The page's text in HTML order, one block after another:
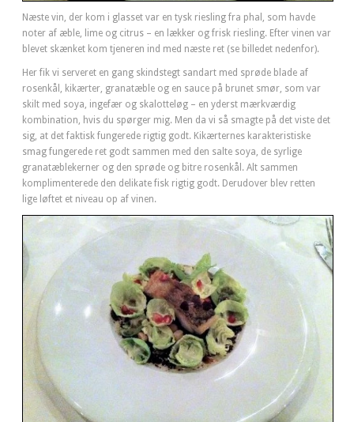
Næste vin, der kom i glasset var en tysk riesling fra phal, som havde
noter af æble, lime og citrus – en lækker og frisk riesling. Efter vinen var
blevet skænket kom tjeneren ind med næste ret (se billedet nedenfor).
Her fik vi serveret en gang skindstegt sandart med sprøde blade af
rosenkål, kikærter, granatæble og en sauce på brunet smør, som var
skilt med soya, ingefær og skalotteløg – en yderst mærkværdig
kombination, hvis du spørger mig. Men da vi så smagte på det viste det
sig, at det faktisk fungerede rigtig godt. Kikærternes karakteristiske
smag fungerede ret godt sammen med den salte soya, de syrlige
granatæblekerner og den sprøde og bitre rosenkål. Alt sammen
komplimenterede den delikate fisk rigtig godt. Derudover blev retten
lige løftet et niveau op af vinen.